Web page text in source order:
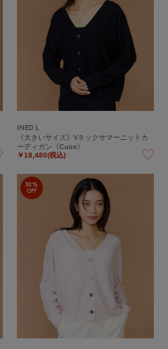
INED L
《大きいサイズ》Vネックサマーニットカ
ーディガン《Cuoo》
￥18,480(税込)
30%
OFF